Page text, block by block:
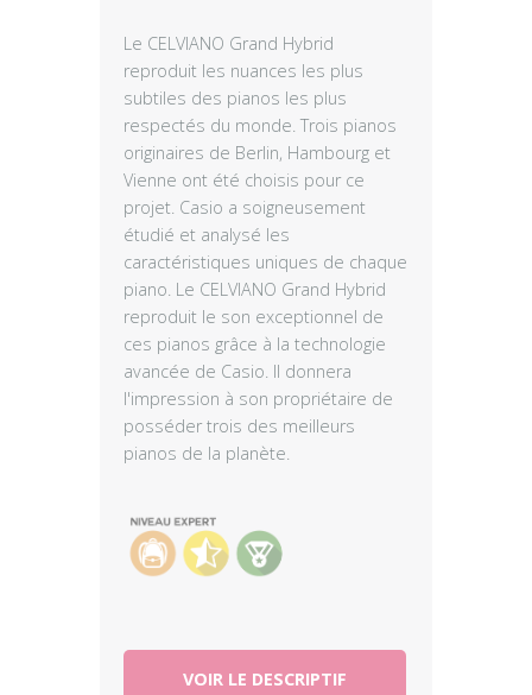
Le CELVIANO Grand Hybrid
reproduit les nuances les plus
subtiles des pianos les plus
respectés du monde. Trois pianos
originaires de Berlin, Hambourg et
Vienne ont été choisis pour ce
projet. Casio a soigneusement
étudié et analysé les
caractéristiques uniques de chaque
piano. Le CELVIANO Grand Hybrid
reproduit le son exceptionnel de
ces pianos grâce à la technologie
avancée de Casio. Il donnera
l'impression à son propriétaire de
posséder trois des meilleurs
pianos de la planète.
VOIR LE DESCRIPTIF